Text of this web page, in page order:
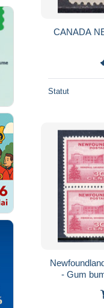
Statut
- Gum